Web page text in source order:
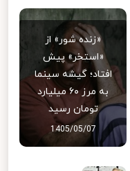
«زنده شور» از
«استخر» پیش
افتاد؛ گیشه سینما
به مرز ۶۰ میلیارد
تومان رسید
1405/05/07